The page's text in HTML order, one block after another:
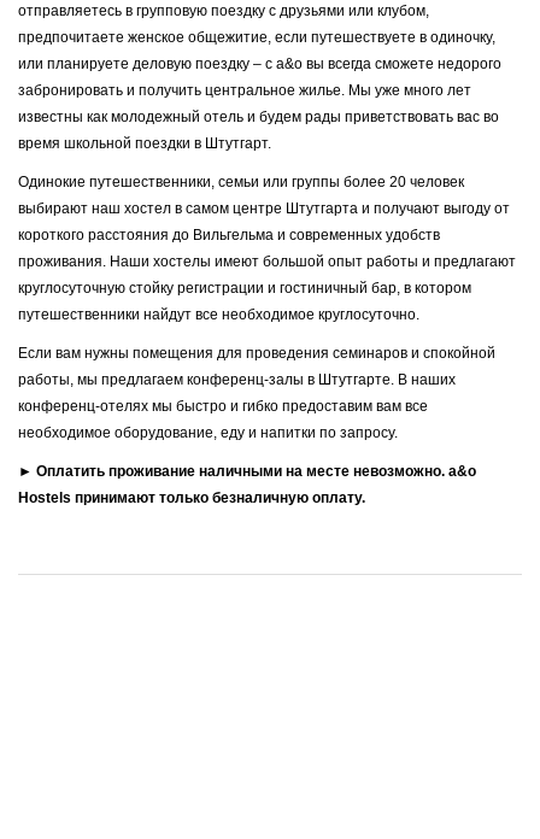
отправляетесь в групповую поездку с друзьями или клубом,
предпочитаете женское общежитие, если путешествуете в одиночку,
или планируете деловую поездку – с a&o вы всегда сможете недорого
забронировать и получить центральное жилье. Мы уже много лет
известны как молодежный отель и будем рады приветствовать вас во
время школьной поездки в Штутгарт.
Одинокие путешественники, семьи или группы более 20 человек
выбирают наш хостел в самом центре Штутгарта и получают выгоду от
короткого расстояния до Вильгельма и современных удобств
проживания. Наши хостелы имеют большой опыт работы и предлагают
круглосуточную стойку регистрации и гостиничный бар, в котором
путешественники найдут все необходимое круглосуточно.
Если вам нужны помещения для проведения семинаров и спокойной
работы, мы предлагаем конференц-залы в Штутгарте. В наших
конференц-отелях мы быстро и гибко предоставим вам все
необходимое оборудование, еду и напитки по запросу.
► Оплатить проживание наличными на месте невозможно. a&o
Hostels принимают только безналичную оплату.